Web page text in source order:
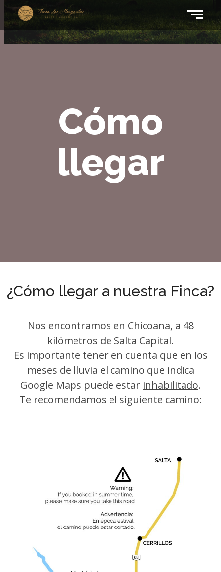
Cómo
llegar
¿Cómo llegar a nuestra Finca?
Nos encontramos en Chicoana, a 48
kilómetros de Salta Capital.
Es importante tener en cuenta que en los
meses de lluvia el camino que indica
Google Maps puede estar inhabilitado.
Te recomendamos el siguiente camino: